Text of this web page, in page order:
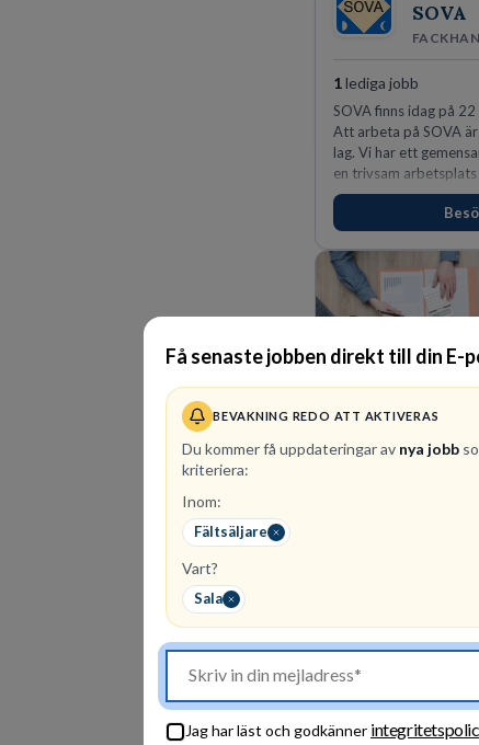
Få senaste jobben direkt till din E-
BEVAKNING REDO ATT AKTIVERAS
Du kommer få uppdateringar av nya jobb
kriteriera:
Inom:
Fältsäljare
Vart?
Sala
Jag har läst och godkänner
SOVA
1lediga jobb
SOVA finns idag på
Att arbeta på SOVA
lag. Vi har ett
en trivsam
kunder nöjda. Som
förväntas du visa
ansvar och respekt.
PerformIQ gör mer
kandidater har rätt
dedikerade,
vinnarinstinkt och